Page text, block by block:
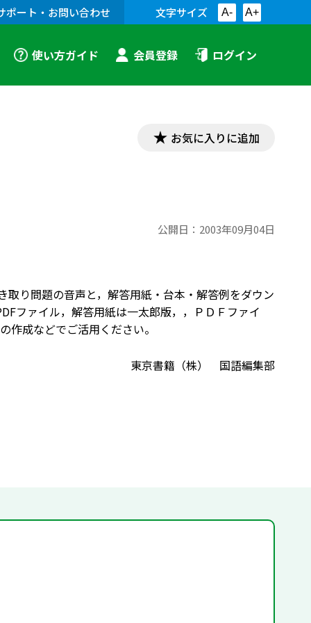
ポート・お問い合わせ 文字サイズ A- A+
使い方ガイド 会員登録 ログイン
お気に入りに追加
公開日： 2003年09月04日
り問題の音声と，解答用紙・台本・解答例をダウン
ファイル，解答用紙は一太郎版，，ＰＤＦファイ
作成などでご活用ください。
東京書籍（株） 国語編集部